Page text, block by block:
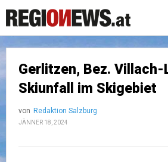
Gerlitzen, Bez. Villach-
Skiunfall im Skigebiet
von Redaktion Salzburg
JÄNNER 18, 2024